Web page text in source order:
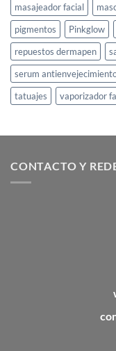
masajeador facial
pigmentos
Pinkglow
repuestos dermapen
serum
tatuajes
vaporizador
CONTACTO Y